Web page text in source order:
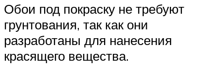
Обои под покраску не требуют
грунтования, так как они
разработаны для нанесения
красящего вещества.